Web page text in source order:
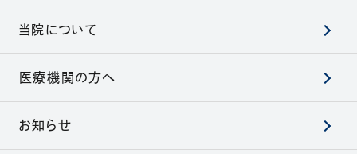
当院について
医療機関の方へ
お知らせ